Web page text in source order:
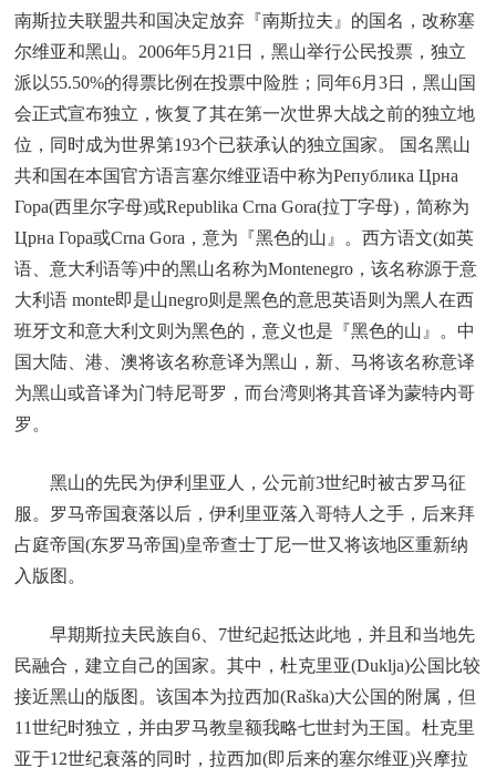
南斯拉夫联盟共和国决定放弃『南斯拉夫』的国名，改称塞
尔维亚和黑山。2006年5月21日，黑山举行公民投票，独立
派以55.50%的得票比例在投票中险胜；同年6月3日，黑山国
会正式宣布独立，恢复了其在第一次世界大战之前的独立地
位，同时成为世界第193个已获承认的独立国家。 国名黑山
共和国在本国官方语言塞尔维亚语中称为Република Црна
Гора(西里尔字母)或Republika Crna Gora(拉丁字母)，简称为
Црна Гора或Crna Gora，意为『黑色的山』。西方语文(如英
语、意大利语等)中的黑山名称为Montenegro，该名称源于意
大利语 monte即是山negro则是黑色的意思英语则为黑人在西
班牙文和意大利文则为黑色的，意义也是『黑色的山』。中
国大陆、港、澳将该名称意译为黑山，新、马将该名称意译
为黑山或音译为门特尼哥罗，而台湾则将其音译为蒙特内哥
罗。
黑山的先民为伊利里亚人，公元前3世纪时被古罗马征
服。罗马帝国衰落以后，伊利里亚落入哥特人之手，后来拜
占庭帝国(东罗马帝国)皇帝查士丁尼一世又将该地区重新纳
入版图。
早期斯拉夫民族自6、7世纪起抵达此地，并且和当地先
民融合，建立自己的国家。其中，杜克里亚(Duklja)公国比较
接近黑山的版图。该国本为拉西加(Raška)大公国的附属，但
11世纪时独立，并由罗马教皇额我略七世封为王国。杜克里
亚于12世纪衰落的同时，拉西加(即后来的塞尔维亚)兴摩拉